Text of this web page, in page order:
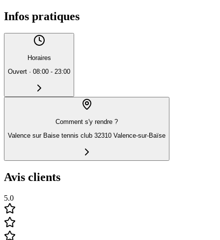
Infos pratiques
Horaires
Ouvert · 08:00 - 23:00
Comment s'y rendre ?
Valence sur Baise tennis club 32310 Valence-sur-Baïse
Avis clients
5.0